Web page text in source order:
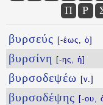
Π
Ρ
βυρσεύς [-έως, ὁ]
βυρσίνη [-ης, ἡ]
βυρσοδεψέω [v.]
βυρσοδέψης [-ου,